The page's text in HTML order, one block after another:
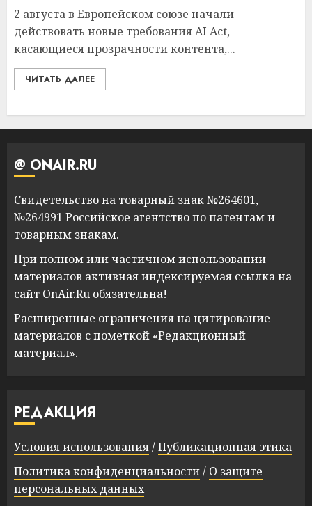
2 августа в Европейском союзе начали
действовать новые требования AI Act,
касающиеся прозрачности контента,...
ЧИТАТЬ ДАЛЕЕ
@ ONAIR.RU
Свидетельство на товарный знак №264601,
№264991 Российское агентство по патентам и
товарным знакам.
При полном или частичном использовании
материалов активная индексируемая ссылка на
сайт OnAir.Ru обязательна!
Расширенные ограниченияна цитирование
материалов с пометкой «Редакционный
материал».
РЕДАКЦИЯ
Условия использования/Публикационная этика
Политика конфиденциальности/ О защите
персональных данных